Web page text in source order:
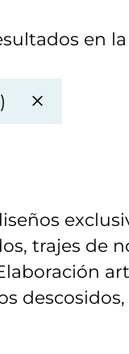
en
trajes de